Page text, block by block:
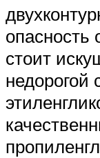
опасность
стоит
недорогой